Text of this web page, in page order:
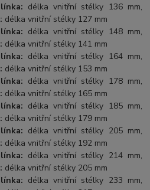
délka vnitřní stélky 136 mm,
délka vnitřní stélky 127 mm
délka vnitřní stélky 148 mm,
délka vnitřní stélky 141 mm
délka vnitřní stélky 164 mm,
délka vnitřní stélky 153 mm
délka vnitřní stélky 178 mm,
délka vnitřní stélky 165 mm
délka vnitřní stélky 185 mm,
délka vnitřní stélky 179 mm
délka vnitřní stélky 205 mm,
délka vnitřní stélky 192 mm
délka vnitřní stélky 214 mm,
délka vnitřní stélky 205 mm
délka vnitřní stélky 233 mm,